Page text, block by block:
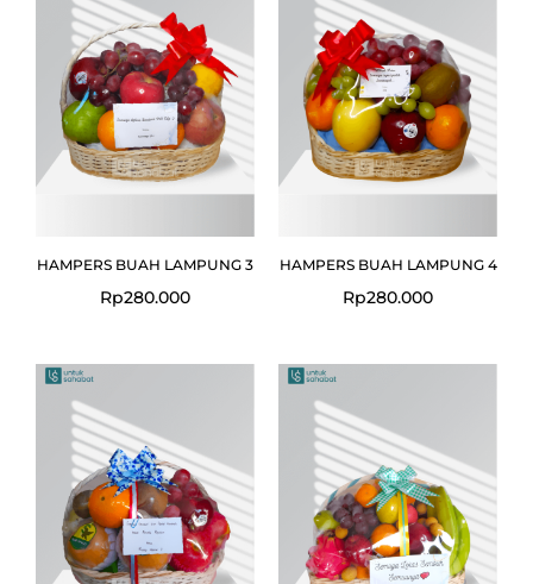
HAMPERS BUAH LAMPUNG 3
Rp280.000
HAMPERS BUAH LAMPUNG 4
Rp280.000